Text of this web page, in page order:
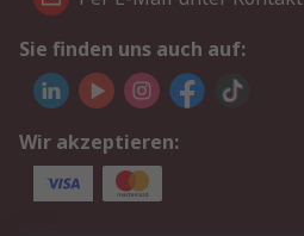
Sie finden uns auch auf:
Wir akzeptieren: